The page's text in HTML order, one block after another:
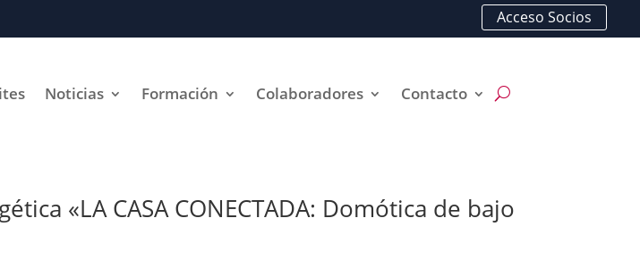
Acceso Socios
Noticias Formación Colaboradores Contacto
«LA CASA CONECTADA: Domótica de bajo